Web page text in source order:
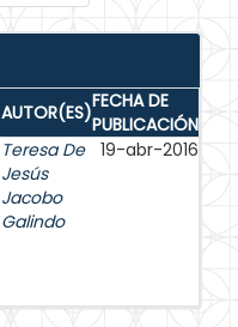
AUTOR(ES)FECHA DE
PUBLICACIÓN
Teresa De
Jesús
Jacobo
Galindo
19-abr-2016